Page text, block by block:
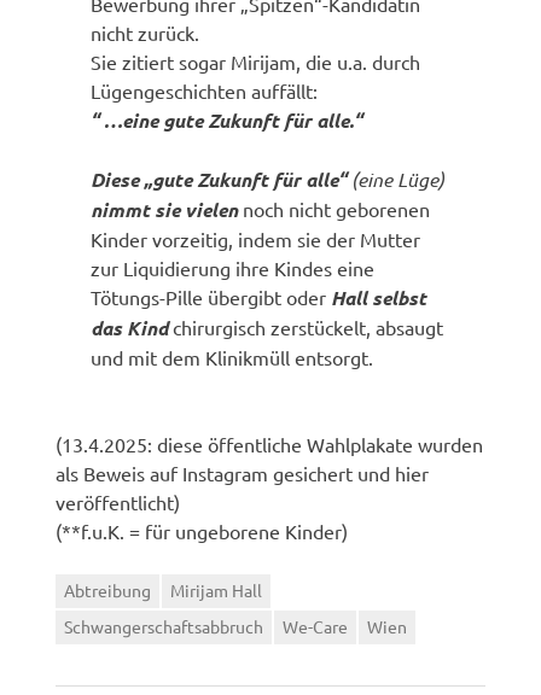
nicht zurück.
Sie zitiert sogar Mirijam, die u.a. durch
Lügengeschichten auffällt:
“ …eine gute Zukunft für alle.“
Diese „gute Zukunft für alle“(eine Lüge)
nimmt sie vielen noch nicht geborenen
Kinder vorzeitig, indem sie der Mutter
zur Liquidierung ihre Kindes eine
Tötungs-Pille übergibt oderHall selbst
das Kindchirurgisch zerstückelt, absaugt
und mit dem Klinikmüll entsorgt.
(13.4.2025: diese öffentliche Wahlplakate wurden
als Beweis auf Instagram gesichert und hier
veröffentlicht)
(**f.u.K. = für ungeborene Kinder)
Abtreibung
Mirijam Hall
Schwangerschaftsabbruch
We-Care Wien